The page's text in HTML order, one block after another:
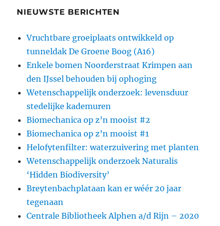
NIEUWSTE BERICHTEN
Vruchtbare groeiplaats ontwikkeld op
tunneldak De Groene Boog (A16)
Enkele bomen Noorderstraat Krimpen aan
den IJssel behouden bij ophoging
Wetenschappelijk onderzoek: levensduur
stedelijke kademuren
Biomechanica op z’n mooist #2
Biomechanica op z’n mooist #1
Helofytenfilter: waterzuivering met planten
Wetenschappelijk onderzoek Naturalis
‘Hidden Biodiversity’
Breytenbachplataan kan er wéér 20 jaar
tegenaan
Centrale Bibliotheek Alphen a/d Rijn – 2020